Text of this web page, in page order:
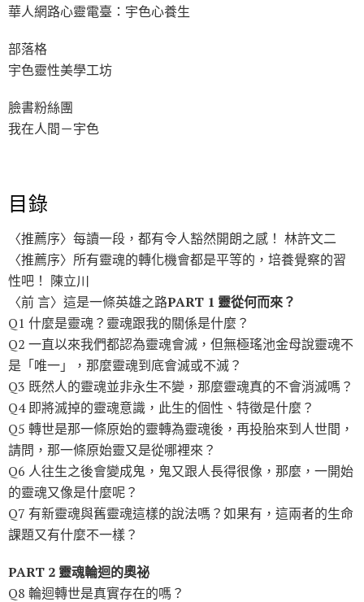
華人網路心靈電臺：宇色心養生
部落格
宇色靈性美學工坊
臉書粉絲團
我在人間－宇色
目錄
〈推薦序〉每讀一段，都有令人豁然開朗之感！ 林許文二
〈推薦序〉所有靈魂的轉化機會都是平等的，培養覺察的習
性吧！ 陳立川
〈前 言〉這是一條英雄之路PART 1 靈從何而來？
Q1 什麼是靈魂？靈魂跟我的關係是什麼？
Q2 一直以來我們都認為靈魂會滅，但無極瑤池金母說靈魂不
是「唯一」，那麼靈魂到底會滅或不滅？
Q3 既然人的靈魂並非永生不變，那麼靈魂真的不會消滅嗎？
Q4 即將滅掉的靈魂意識，此生的個性、特徵是什麼？
Q5 轉世是那一條原始的靈轉為靈魂後，再投胎來到人世間，
請問，那一條原始靈又是從哪裡來？
Q6 人往生之後會變成鬼，鬼又跟人長得很像，那麼，一開始
的靈魂又像是什麼呢？
Q7 有新靈魂與舊靈魂這樣的說法嗎？如果有，這兩者的生命
課題又有什麼不一樣？
PART 2 靈魂輪迴的奧祕
Q8 輪迴轉世是真實存在的嗎？